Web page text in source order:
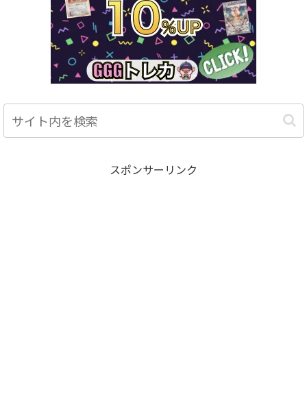
家族や友達とワイワイ遊べるミニ
ゲームモードが 3 種類、用意され
ています。 すべてのモードは、
Joy-ConTM のおすそ分けプレイで
最大 4 人でお楽しみいただけま
す。
発」がしっかりサポートしますの
で、ご安心を。 いっしょに移住を
スタートしたどうぶつたちとも、
暮らしを通して仲良くなれるかも
しれません。 生活に必要な道具や
家具は、枝や石ころなど、島でと
れるものを材料として、DIY（Do
It Yourself）で手作りできます。
ることも。思い思いの暮らしをア
レンジしてください。 今作では、
同じ島の住人同士、最大4人で同
時にプレイすることができます。
偽らず、ありのままの“あなた”と
して彼に接してください。そうす
ることで、 彼は徐々に心を開
き、“あなた”を理解していきま
す。それは、経験したことのな
い"体感"する恋――。 ●携帯モードで
いつでも彼と 携帯モードではスマ
ートフォンと同じような感覚でプ
チ本体の画面を面会室のガラスに
見立てた、リアリティある面会シ
たの家のテレビで彼と面会 TVモー
す。
スポンサーリンク